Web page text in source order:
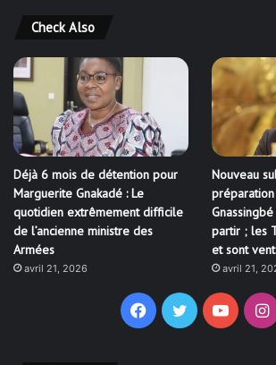
Check Also
Déjà 6 mois de détention pour
Marguerite Gnakadé : Le
quotidien extrêmement difficile
de l’ancienne ministre des
Armées
avril 21, 2026
Nouveau
partir ; les
et sont
avril 21,
Facebook
Twitter